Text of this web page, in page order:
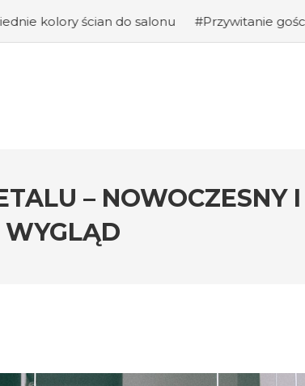
salonu #Przywitanie gości: jak stworzyć
– NOWOCZESNY I
WYGLĄD